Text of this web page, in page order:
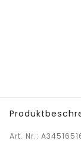
Art. Nr.: